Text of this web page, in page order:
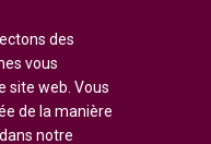
des
vous
site web. Vous
de la manière
notre